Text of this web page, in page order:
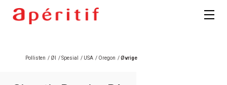
Pollisten / Øl /Spesial / USA / Oregon /Øvrige